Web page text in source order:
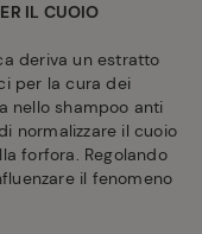
IL CUOIO
deriva un estratto
per la cura dei
nello shampoo anti
normalizzare il cuoio
forfora. Regolando
il fenomeno